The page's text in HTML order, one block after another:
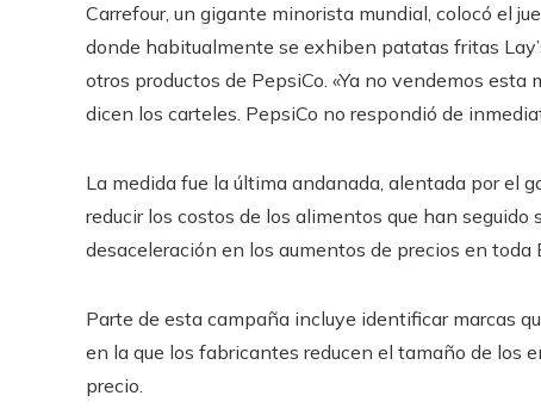
Carrefour, un gigante minorista mundial, colocó el
donde habitualmente se exhiben patatas fritas
otros productos de PepsiCo. «Ya no vendemos
dicen los carteles. PepsiCo no respondió de
La medida fue la última andanada, alentada por el
reducir los costos de los alimentos que han
desaceleración en los aumentos de precios en toda
Parte de esta campaña incluye identificar marcas
en la que los fabricantes reducen el tamaño de los
precio.